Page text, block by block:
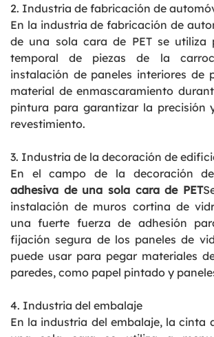
2. Industria de fabricación de
En la industria de fabricación de
de una sola cara de PET se utiliza
temporal de piezas de la
instalación de paneles interiores de
material de enmascaramiento
pintura para garantizar la precisión
revestimiento.
3. Industria de la decoración de
En el campo de la decoración
adhesiva de una sola cara de PET
instalación de muros cortina de
una fuerte fuerza de adhesión
fijación segura de los paneles de
puede usar para pegar materiales
paredes, como papel pintado y
4. Industria del embalaje
En la industria del embalaje, la cinta